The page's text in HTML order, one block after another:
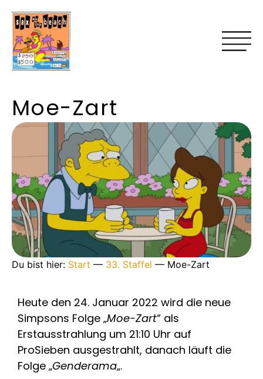
Moe-Zart
Du bist hier: Start — 33. Staffel — Moe-Zart
Heute den 24. Januar 2022 wird die neue
Simpsons Folge „Moe-Zart“ als
Erstausstrahlung um 21:10 Uhr auf
ProSieben ausgestrahlt, danach läuft die
Folge „Genderama„.